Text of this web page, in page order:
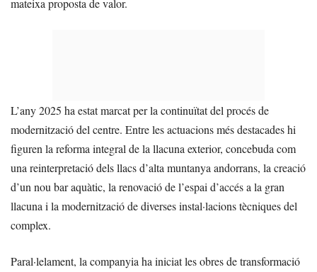
mateixa proposta de valor.
L’any 2025 ha estat marcat per la continuïtat del procés de
modernització del centre. Entre les actuacions més destacades hi
figuren la reforma integral de la llacuna exterior, concebuda com
una reinterpretació dels llacs d’alta muntanya andorrans, la creació
d’un nou bar aquàtic, la renovació de l’espai d’accés a la gran
llacuna i la modernització de diverses instal·lacions tècniques del
complex.
Paral·lelament, la companyia ha iniciat les obres de transformació